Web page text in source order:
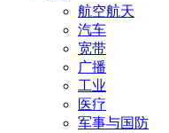
航空航天
汽车
宽带
广播
工业
医疗
军事与国防